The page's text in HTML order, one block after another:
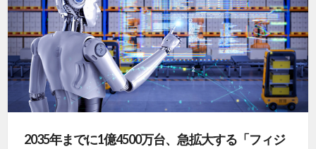
2035年までに1億4500万台、急拡大する「フィジ